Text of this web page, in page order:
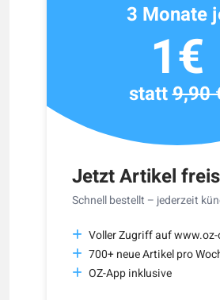
Jetzt Artikel
Schnell bestellt – jederzeit
Voller Zugriff auf
700+ neue Artikel pro
OZ-App inklusive
3 Monate
1€
statt9,90